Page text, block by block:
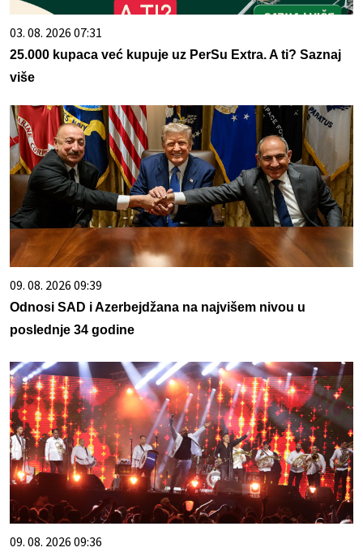
03. 08. 2026 07:31
25.000 kupaca već kupuje uz PerSu Extra. A ti? Saznaj
više
09. 08. 2026 09:39
Odnosi SAD i Azerbejdžana na najvišem nivou u
poslednje 34 godine
09. 08. 2026 09:36